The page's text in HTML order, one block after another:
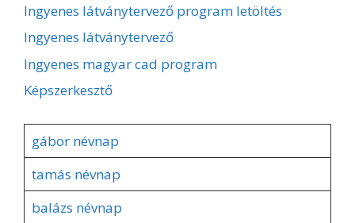
Ingyenes látványtervező program letöltés
Ingyenes látványtervező
Ingyenes magyar cad program
Képszerkesztő
gábor névnap
tamás névnap
balázs névnap